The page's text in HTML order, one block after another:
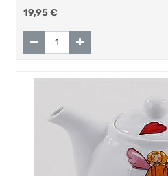
cm
19,95€